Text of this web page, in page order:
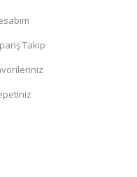
Takip